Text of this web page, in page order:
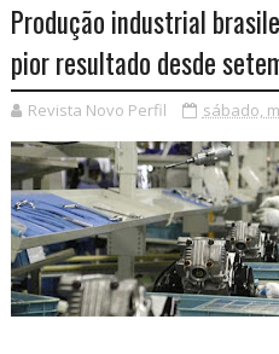
Produção industrial
pior resultado desde
Revista Novo Perfil sábado,